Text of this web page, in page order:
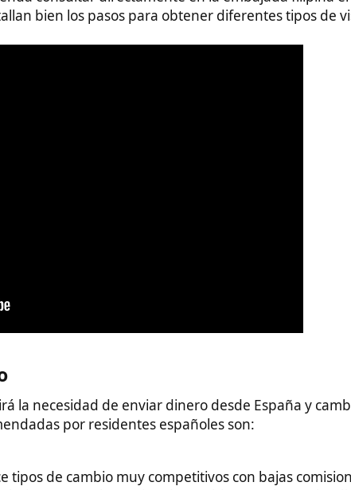
cambio muy competitivos con bajas comisiones.
y buen tipo de cambio. Permite enviar directamente a
en cajeros automáticos no es recomendable por las